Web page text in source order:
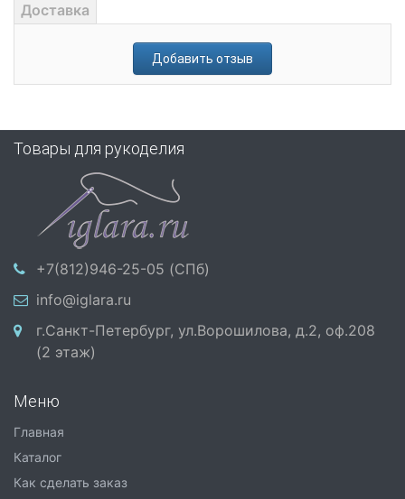
Доставка
Добавить отзыв
Товары для рукоделия
+7(812)946-25-05 (СПб)
info@iglara.ru
г.Санкт-Петербург, ул.Ворошилова, д.2, оф.208
(2 этаж)
Меню
Главная
Каталог
Как сделать заказ